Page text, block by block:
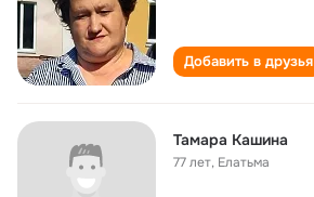
Добавить в друзья
Тамара Кашина
77 лет, Елатьма